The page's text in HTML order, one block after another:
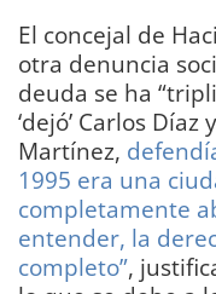
El concejal de
otra denuncia
deuda se ha
‘dejó’ Carlos
Martínez,
1995 era una
completamente
entender, la
completo”,